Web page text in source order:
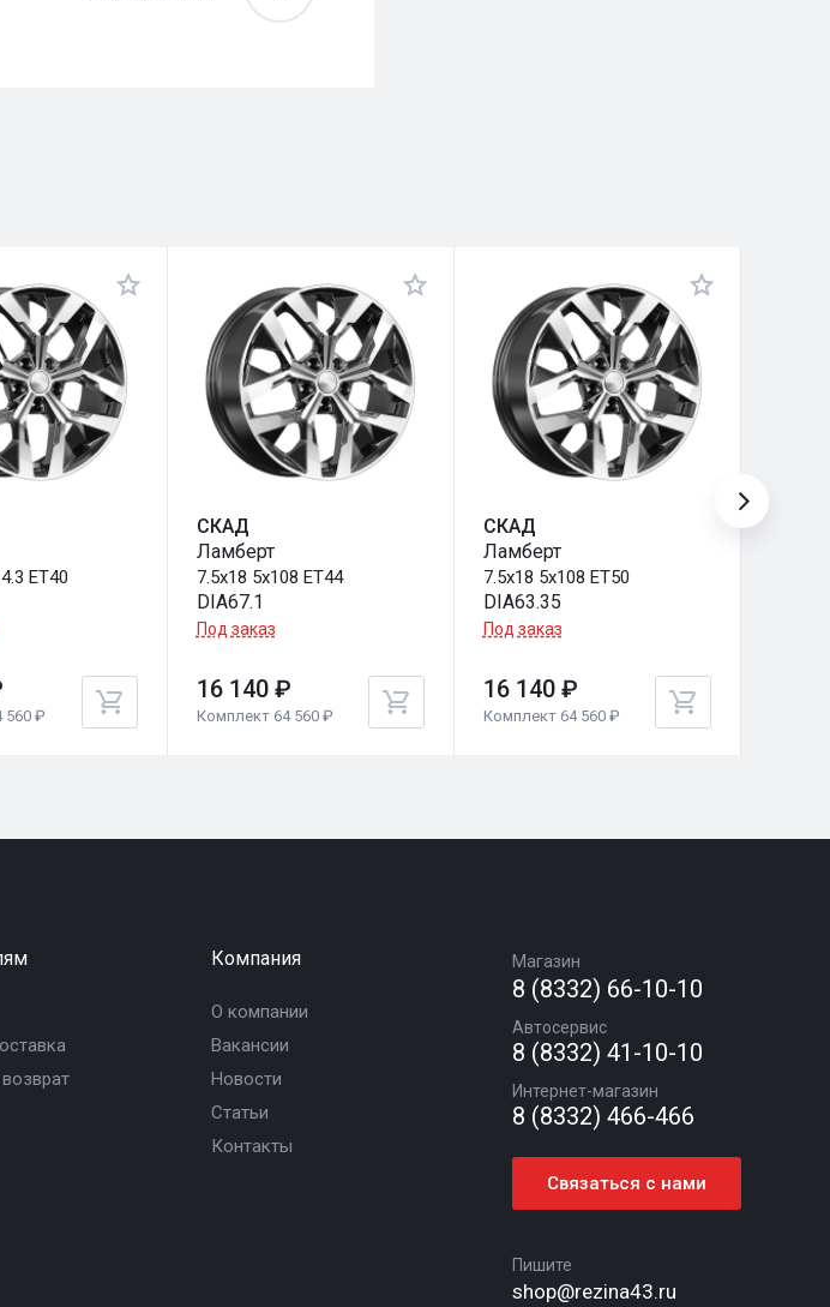
ET40
560 ₽
СКАД
Ламберт
7.5x18 5x108 ET44
DIA67.1
Под заказ
16 140 ₽
Комплект 64 560 ₽
СКАД
Ламберт
7.5x18 5x108 ET50
DIA63.35
Под заказ
16 140 ₽
Комплект 64 560 ₽
Компания
О компании
Вакансии
Новости
Статьи
Контакты
Магазин
8 (8332) 66-10-10
Автосервис
8 (8332) 41-10-10
Интернет-магазин
8 (8332) 466-466
Связаться с нами
Пишите
shop@rezina43.ru